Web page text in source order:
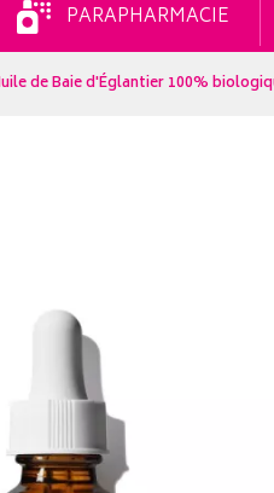
PARAPHARMACIE
de Baie d'Églantier 100%